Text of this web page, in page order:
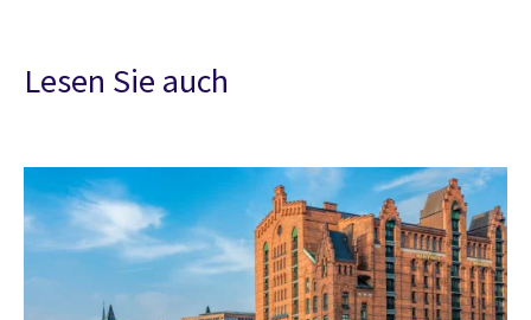
Lesen Sie auch